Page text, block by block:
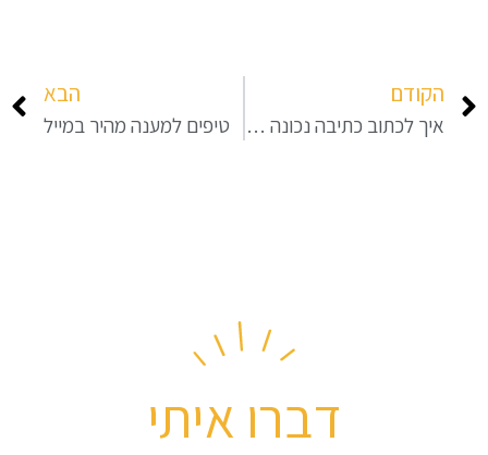
הקודם
איך לכתוב כתיבה נכונה ולהעשיר את השפה
הבא
טיפים למענה מהיר במייל
דברו איתי